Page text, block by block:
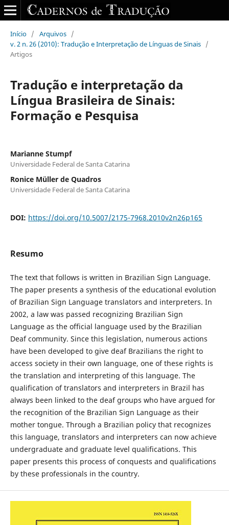
Início / Arquivos /
v. 2 n. 26 (2010): Tradução e Interpretação de Línguas de Sinais /
Artigos
Tradução e interpretação da
Língua Brasileira de Sinais:
Formação e Pesquisa
Marianne Stumpf
Universidade Federal de Santa Catarina
Ronice Müller de Quadros
Universidade Federal de Santa Catarina
DOI: https://doi.org/10.5007/2175-7968.2010v2n26p165
Resumo
The text that follows is written in Brazilian Sign Language.
The paper presents a synthesis of the educational evolution
of Brazilian Sign Language translators and interpreters. In
2002, a law was passed recognizing Brazilian Sign
Language as the official language used by the Brazilian
Deaf community. Since this legislation, numerous actions
have been developed to give deaf Brazilians the right to
access society in their own language, one of these rights is
the translation and interpreting of this language. The
qualification of translators and interpreters in Brazil has
always been linked to the deaf groups who have argued for
the recognition of the Brazilian Sign Language as their
mother tongue. Through a Brazilian policy that recognizes
this language, translators and interpreters can now achieve
undergraduate and graduate level qualifications. This
paper presents this process of conquests and qualifications
by these professionals in the country.